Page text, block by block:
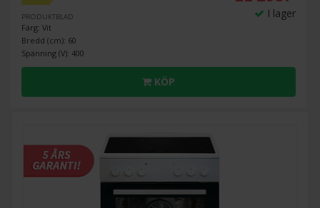
PRODUKTBLAD
Färg: Vit
Bredd (cm): 60
Spänning (V): 400
I lager
KÖP